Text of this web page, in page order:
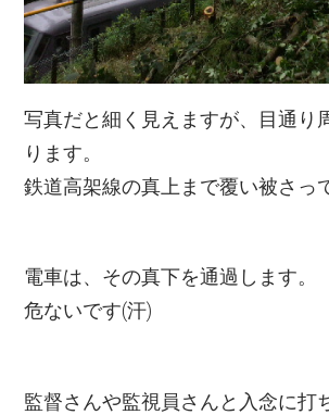
写真だと細く見えますが、目通り
ります。
鉄道高架線の真上まで覆い被さっ
電車は、その真下を通過します。
危ないです(汗)
監督さんや監視員さんと入念に打